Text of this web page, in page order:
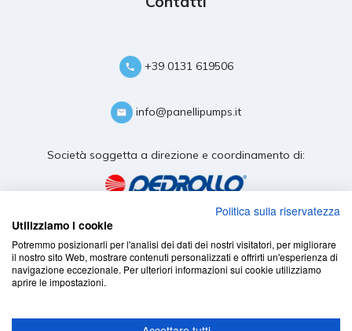
+39 0131 619506
info@panellipumps.it
Società soggetta a direzione e coordinamento di:
Politica sulla riservatezza
Utilizziamo i cookie
Potremmo posizionarli per l'analisi dei dati dei nostri visitatori, per migliorare
il nostro sito Web, mostrare contenuti personalizzati e offrirti un'esperienza di
navigazione eccezionale. Per ulteriori informazioni sui cookie utilizziamo
aprire le impostazioni.